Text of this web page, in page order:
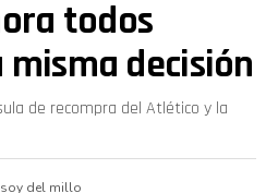
todos
decisión
de recompra del Atlético y la
del millo